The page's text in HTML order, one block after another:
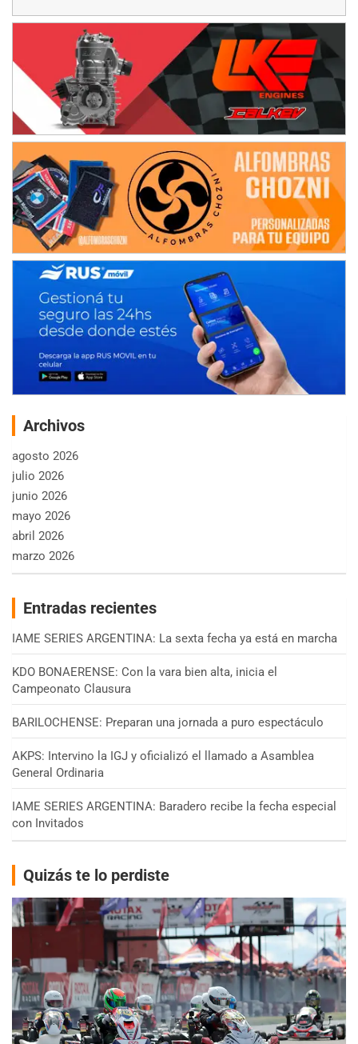
Archivos
agosto 2026
julio 2026
junio 2026
mayo 2026
abril 2026
marzo 2026
Entradas recientes
IAME SERIES ARGENTINA: La sexta fecha ya está en marcha
KDO BONAERENSE: Con la vara bien alta, inicia el
Campeonato Clausura
BARILOCHENSE: Preparan una jornada a puro espectáculo
AKPS: Intervino la IGJ y oficializó el llamado a Asamblea
General Ordinaria
IAME SERIES ARGENTINA: Baradero recibe la fecha especial
con Invitados
Quizás te lo perdiste